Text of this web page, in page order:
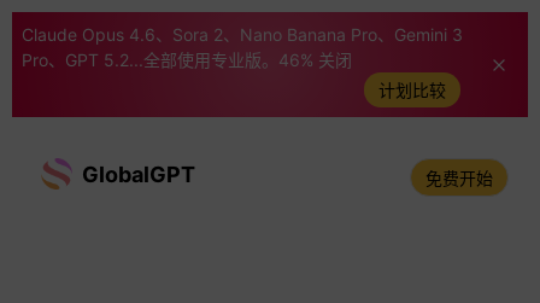
Claude Opus 4.6、Sora 2、Nano Banana Pro、Gemini 3
Pro、GPT 5.2...全部使用专业版。46% 关闭
计划比较
GlobalGPT 免费开始